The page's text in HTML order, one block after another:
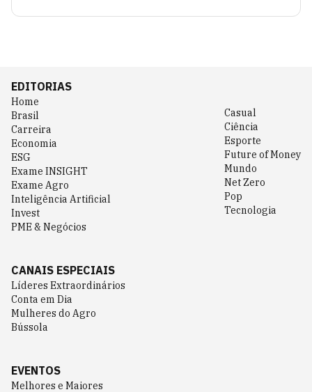
EDITORIAS
Home
Brasil
Carreira
Economia
ESG
Exame INSIGHT
Exame Agro
Inteligência Artificial
Invest
PME & Negócios
Casual
Ciência
Esporte
Future of Money
Mundo
Net Zero
Pop
Tecnologia
CANAIS ESPECIAIS
Líderes Extraordinários
Conta em Dia
Mulheres do Agro
Bússola
EVENTOS
Melhores e Maiores